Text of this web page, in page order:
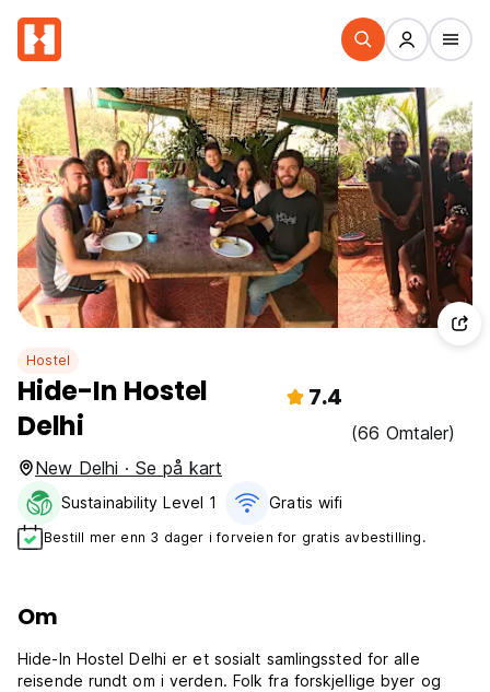
Hostel
Hide-In Hostel
Delhi
7.4
(66 Omtaler)
New Delhi · Se på kart
Sustainability Level 1 Gratis wifi‎
Bestill mer enn 3 dager i forveien for gratis avbestilling.
Om
Hide-In Hostel Delhi er et sosialt samlingssted for alle
reisende rundt om i verden. Folk fra forskjellige byer og